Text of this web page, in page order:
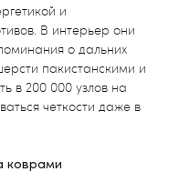
и
В интерьер они
о дальних
пакистанскими и
в 200 000 узлов на
четкости даже в
коврами